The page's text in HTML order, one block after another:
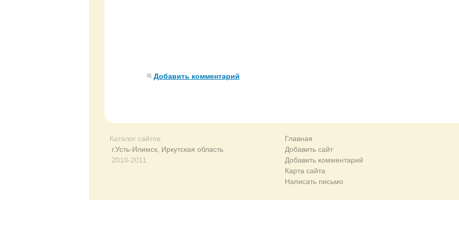
Добавить комментарий
Каталог сайтов
г.Усть-Илимск, Иркутская область
2010-2011
Главная
Добавить сайт
Добавить комментарий
Карта сайта
Написать письмо